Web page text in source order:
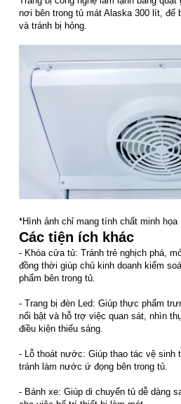
nơi bên trong tủ mát Alaska 300 lít, để
và tránh bị hỏng.
*Hình ảnh chỉ mang tính chất minh họa
Các tiện ích khác
- Khóa cửa tủ: Tránh trẻ nghịch phá,
đồng thời giúp chủ kinh doanh kiểm
phẩm bên trong tủ.
- Trang bị đèn Led: Giúp thực phẩm
nổi bật và hỗ trợ việc quan sát, nhìn
điều kiện thiếu sáng.
- Lỗ thoát nước: Giúp thao tác vệ sinh
tránh làm nước ứ đọng bên trong tủ.
- Bánh xe: Giúp di chuyển tủ dễ dàng